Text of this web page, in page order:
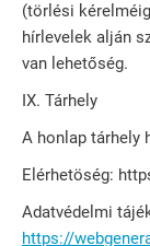
(törlési
hírlevelek alján
van lehetőség.
IX. Tárhely
A honlap tárhely
Elérhetöség:
Adatvédelmi
https://